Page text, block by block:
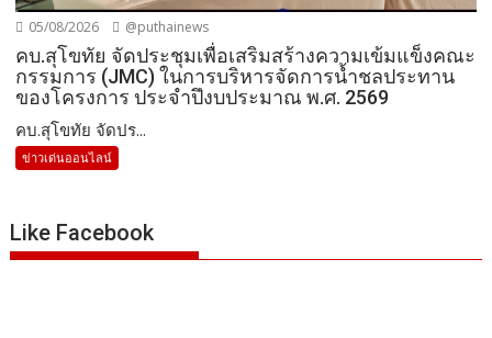
05/08/2026 @puthainews
คบ.สุโขทัย จัดประชุมเพื่อเสริมสร้างความเข้มแข็งคณะ
กรรมการ (JMC) ในการบริหารจัดการน้ำชลประทาน
ของโครงการ ประจำปึงบประมาณ พ.ศ. 2569
คบ.สุโขทัย จัดปร...
ข่าวเด่นออนไลน์
Like Facebook